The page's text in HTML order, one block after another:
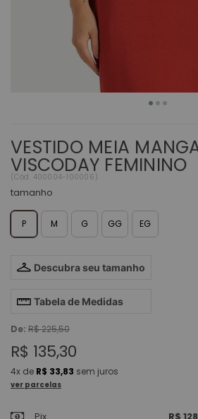
VESTIDO MEIA
VISCODAY FEMININO
(Cód. 400004-100006)
tamanho
P M G GG EG
Descubra seu tamanho
Tabela de Medidas
De: R$ 225,50
R$ 135,30
4x de R$ 33,83 sem juros
ver parcelas
Pix R$